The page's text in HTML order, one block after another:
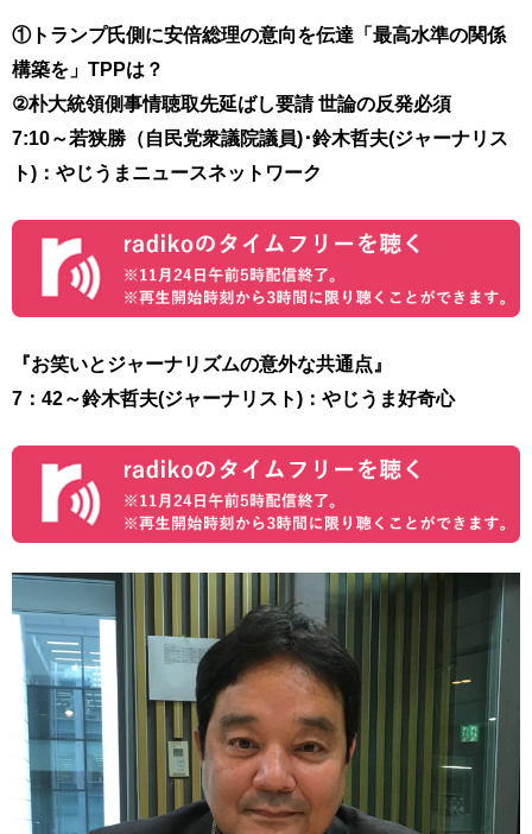
①トランプ氏側に安倍総理の意向を伝達「最高水準の関係
構築を」TPPは？
②朴大統領側事情聴取先延ばし要請 世論の反発必須
7:10～若狭勝（自民党衆議院議員)･鈴木哲夫(ジャーナリス
ト) ：やじうまニュースネットワーク
『お笑いとジャーナリズムの意外な共通点』
7：42～鈴木哲夫(ジャーナリスト) ：やじうま好奇心